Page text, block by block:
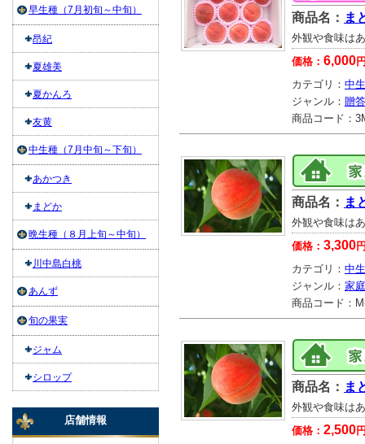
商品名： ま
外観や食味は
価格： 6,000
カテゴリ： 中
ジャンル： 贈
商品コード：
商品名： ま
外観や食味は
価格： 3,300
カテゴリ： 中
ジャンル： 家
商品コード：
商品名： ま
外観や食味は
価格： 2,500
早生種（7月初旬～中旬）
昂紀
夏雄美
夏かんろ
友黄
中生種（7月中旬～下旬）
あかつき
まどか
晩生種（８月上旬～中旬）
川中島白桃
あんず
旬の果実
ジャム
シロップ
店舗情報